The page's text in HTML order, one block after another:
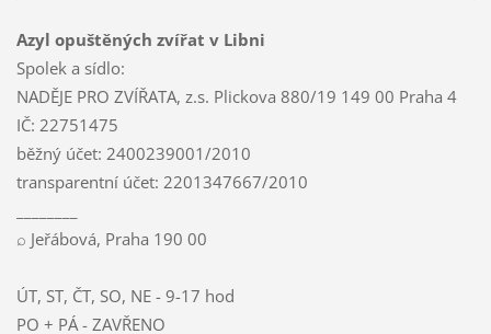
Azyl opuštěných zvířat v Libni
Spolek a sídlo:
NADĚJE PRO ZVÍŘATA, z.s. Plickova 880/19 149 00 Praha 4
IČ: 22751475
běžný účet: 2400239001/2010
transparentní účet: 2201347667/2010
⌕ Jeřábová, Praha 190 00
ÚT, ST, ČT, SO, NE - 9-17 hod
PO + PÁ - ZAVŘENO